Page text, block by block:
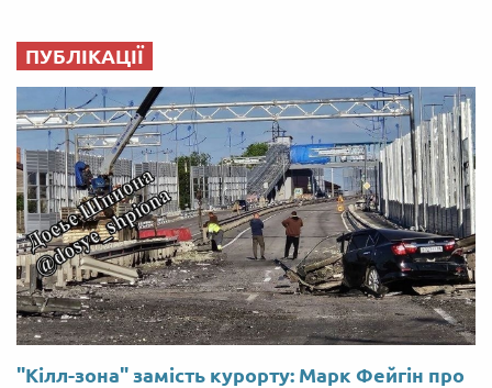
ПУБЛІКАЦІЇ
"Кілл-зона" замість курорту: Марк Фейгін про